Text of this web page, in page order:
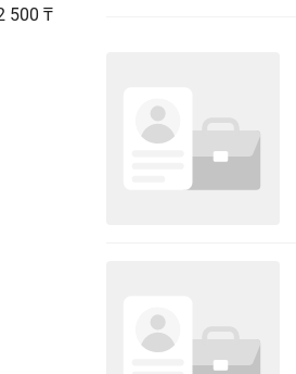
500 ₸